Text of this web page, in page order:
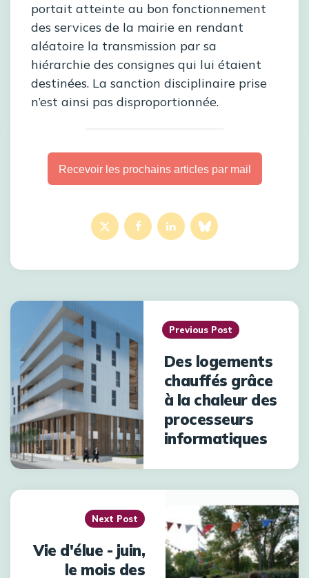
portait atteinte au bon fonctionnement
des services de la mairie en rendant
aléatoire la transmission par sa
hiérarchie des consignes qui lui étaient
destinées. La sanction disciplinaire prise
n’est ainsi pas disproportionnée.
Recevoir les prochains articles par mail
Post
navigation
Previous Post
Des logements
chauffés grâce
à la chaleur des
processeurs
informatiques
Next Post
Vie d'élue - juin,
le mois des